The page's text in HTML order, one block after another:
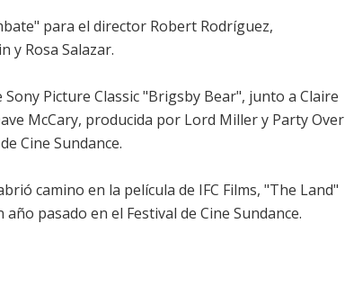
para el director Robert Rodríguez,
y Rosa Salazar.
Picture Classic "Brigsby Bear", junto a Claire
McCary, producida por Lord Miller y Party Over
Cine Sundance.
camino en la película de IFC Films, "The Land"
pasado en el Festival de Cine Sundance.